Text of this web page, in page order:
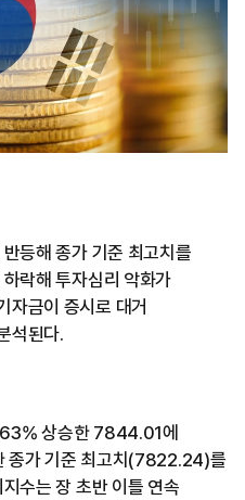
등해 종가 기준 최고치를
락해 투자심리 악화가
자금이 증시로 대거
석된다.
상승한 7844.01에
종가 기준 최고치(7822.24)를
수는 장 초반 이틀 연속